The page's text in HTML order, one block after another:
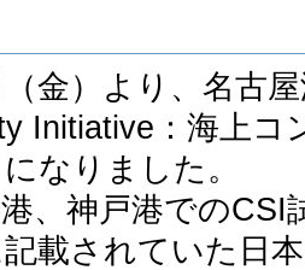
金）より、名古
Initiative：海上コ
なりました。
、神戸港での
載されていた日